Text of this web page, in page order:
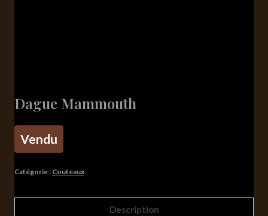
Dague Mammouth
Vendu
Catégorie : Couteaux
Description